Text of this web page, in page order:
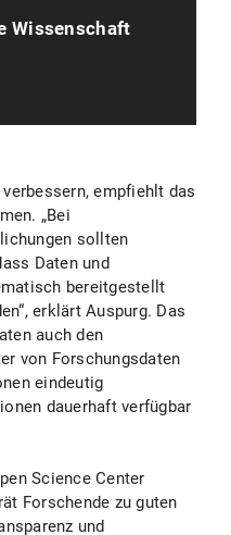
Wissenschaft
empfiehlt das
„Bei
sollten
Daten und
bereitgestellt
erklärt Auspurg. Das
auch den
von Forschungsdaten
eindeutig
dauerhaft verfügbar
Science Center
Forschende zu guten
und